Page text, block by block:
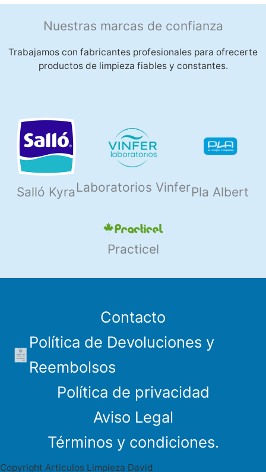
Nuestras marcas de confianza
Trabajamos con fabricantes profesionales para ofrecerte
productos de limpieza fiables y constantes.
Salló Kyra Laboratorios VinferPla Albert
Practicel
Contacto
Política de Devoluciones y
Reembolsos
Política de privacidad
Aviso Legal
Términos y condiciones.
Copyright Articulos Limpieza David